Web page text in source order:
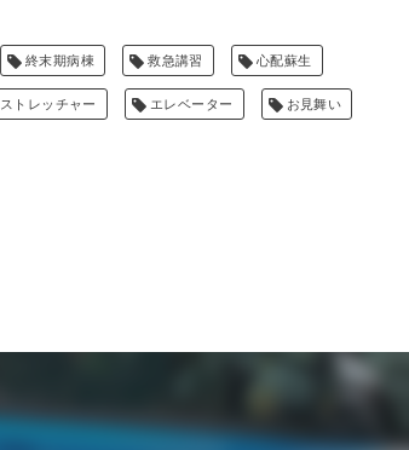
終末期病棟 救急講習 心配蘇生
ストレッチャー エレベーター お見舞い